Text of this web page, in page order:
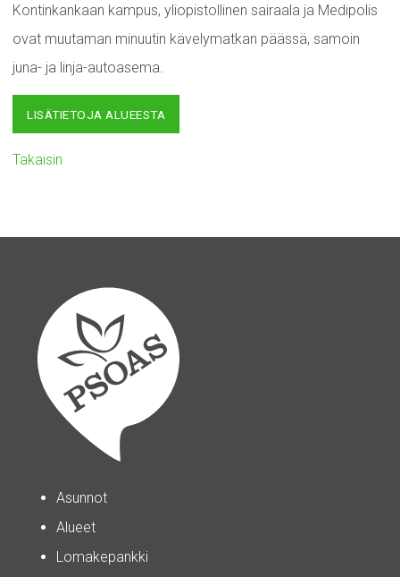
Kontinkankaan kampus, yliopistollinen sairaala ja Medipolis
ovat muutaman minuutin kävelymatkan päässä, samoin
juna- ja linja-autoasema.
LISÄTIETOJA ALUEESTA
Takaisin
Asunnot
Alueet
Lomakepankki